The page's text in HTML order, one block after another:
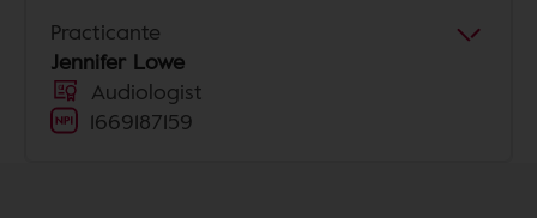
Practicante
Jennifer Lowe
Audiologist
1669187159